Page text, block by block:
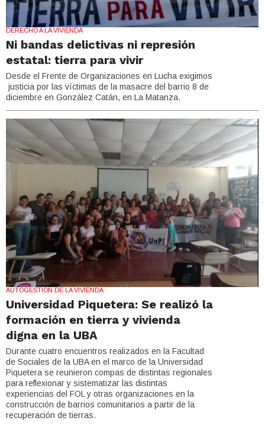
DERECHO A LA VIVIENDA
Ni bandas delictivas ni represión
estatal: tierra para vivir
Desde el Frente de Organizaciones en Lucha exigimos
justicia por las víctimas de la masacre del barrio 8 de
diciembre en González Catán, en La Matanza.
AUTOGESTIÓN DE LA VIVIENDA
Universidad Piquetera: Se realizó la
formación en tierra y vivienda
digna en la UBA
Durante cuatro encuentros realizados en la Facultad
de Sociales de la UBA en el marco de la Universidad
Piquetera se reunieron compas de distintas regionales
para reflexionar y sistematizar las distintas
experiencias del FOL y otras organizaciones en la
construcción de barrios comunitarios a partir de la
recuperación de tierras.